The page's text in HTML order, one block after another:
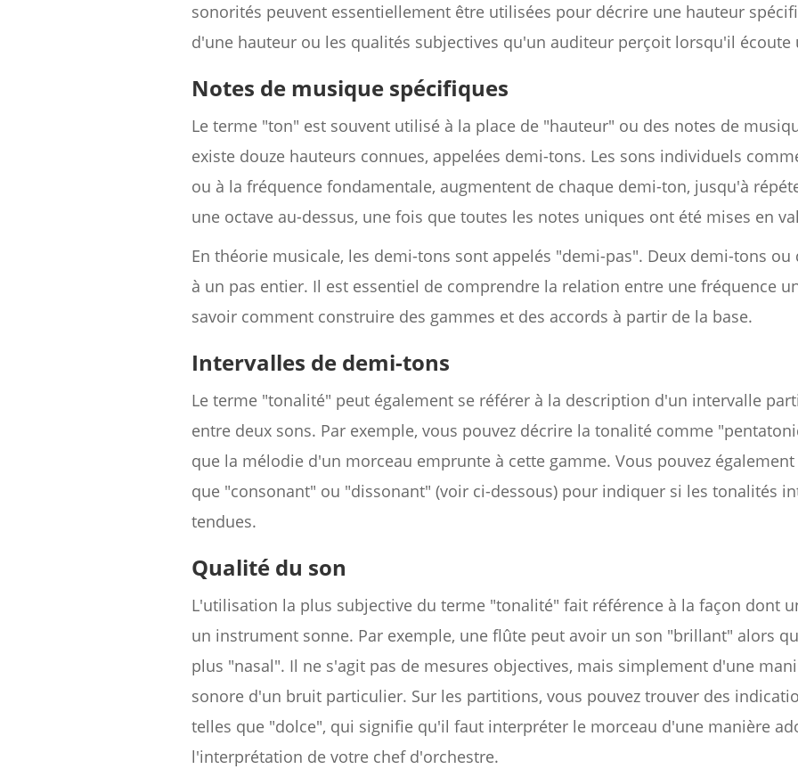
sonorités peuvent essentiellement être utilisées pour décrire une hauteur
d'une hauteur ou les qualités subjectives qu'un auditeur perçoit lorsqu'il
Notes de musique spécifiques
Le terme "ton" est souvent utilisé à la place de "hauteur" ou des notes de
existe douze hauteurs connues, appelées demi-tons. Les sons individuels
ou à la fréquence fondamentale, augmentent de chaque demi-ton, jusqu'à
une octave au-dessus, une fois que toutes les notes uniques ont été mises en
En théorie musicale, les demi-tons sont appelés "demi-pas". Deux demi-tons
à un pas entier. Il est essentiel de comprendre la relation entre une fréquence
savoir comment construire des gammes et des accords à partir de la base.
Intervalles de demi-tons
Le terme "tonalité" peut également se référer à la description d'un intervalle
entre deux sons. Par exemple, vous pouvez décrire la tonalité comme
que la mélodie d'un morceau emprunte à cette gamme. Vous pouvez
que "consonant" ou "dissonant" (voir ci-dessous) pour indiquer si les tonalités
tendues.
Qualité du son
L'utilisation la plus subjective du terme "tonalité" fait référence à la façon dont
un instrument sonne. Par exemple, une flûte peut avoir un son "brillant" alors
plus "nasal". Il ne s'agit pas de mesures objectives, mais simplement d'une
sonore d'un bruit particulier. Sur les partitions, vous pouvez trouver des
telles que "dolce", qui signifie qu'il faut interpréter le morceau d'une manière
l'interprétation de votre chef d'orchestre.